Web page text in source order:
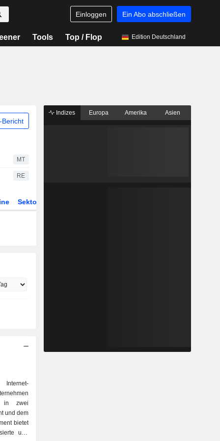
Einloggen Ein Abo abschließen
Tools Top / Flop Edition Deutschland
Bericht
MT
RE
Sektor
in zwei
und dem
bietet
und
Indizes Europa Amerika Asien